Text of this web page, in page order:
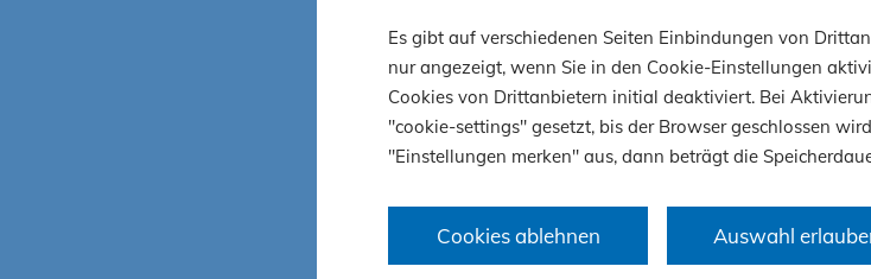
Es gibt auf verschiedenen Seiten Einbindungen von
nur angezeigt, wenn Sie in den Cookie-Einstellungen
Cookies von Drittanbietern initial deaktiviert. Bei
"cookie-settings" gesetzt, bis der Browser geschlossen
"Einstellungen merken" aus, dann beträgt die
Cookies ablehnen Auswahl
Laserdistanzmeßgerät Leica DISTO
selbstnivellierender Horizontal- und
840
Schweißgerät TM250 CNC
Elektroschweißgerät MSA 2.1